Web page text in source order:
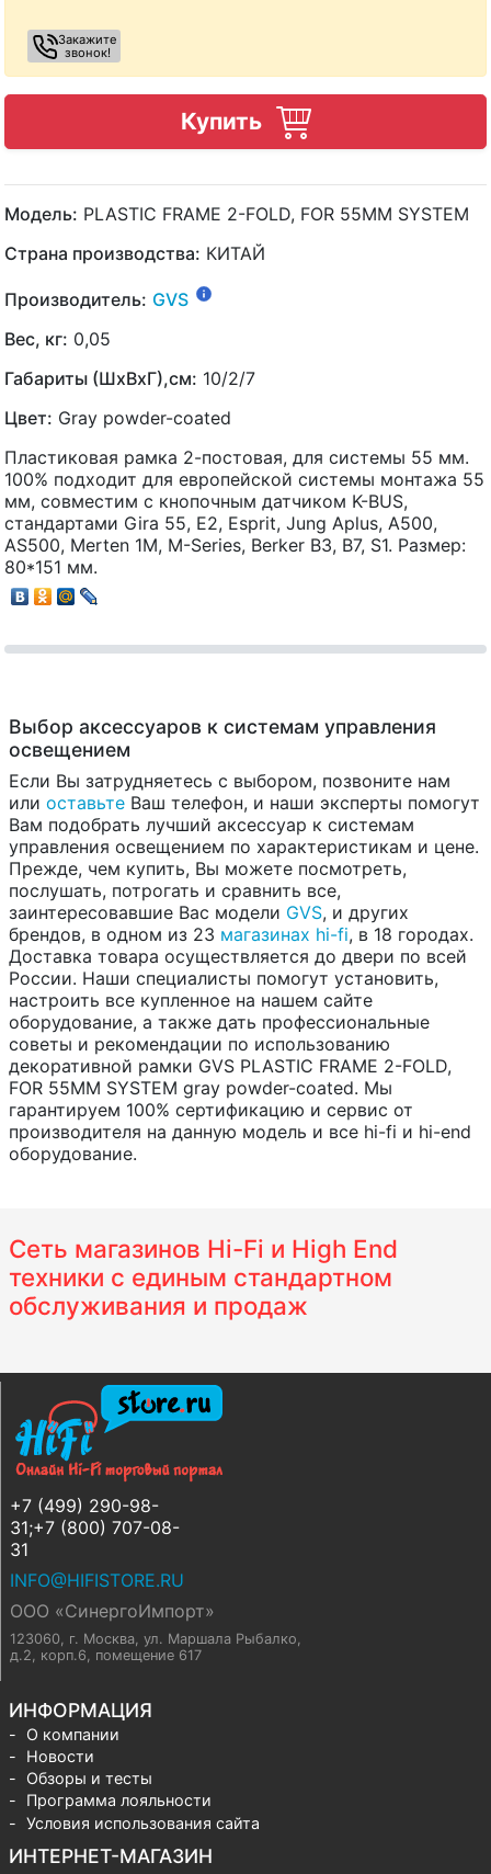
Закажите
звонок!
Купить
Модель: PLASTIC FRAME 2-FOLD, FOR 55MM SYSTEM
Страна производства: КИТАЙ
Производитель: GVS
Вес, кг: 0,05
Габариты (ШхВхГ),см: 10/2/7
Цвет: Gray powder-coated
Пластиковая рамка 2-постовая, для системы 55 мм.
100% подходит для европейской системы монтажа 55
мм, совместим с кнопочным датчиком K-BUS,
стандартами Gira 55, E2, Esprit, Jung Aplus, A500,
AS500, Merten 1M, M-Series, Berker B3, B7, S1. Размер:
80*151 мм.
Выбор аксессуаров к системам управления
освещением
Если Вы затрудняетесь с выбором, позвоните нам
или оставьте Ваш телефон, и наши эксперты помогут
Вам подобрать лучший аксессуар к системам
управления освещением по характеристикам и цене.
Прежде, чем купить, Вы можете посмотреть,
послушать, потрогать и сравнить все,
заинтересовавшие Вас модели GVS, и других
брендов, в одном из 23 магазинах hi-fi, в 18 городах.
Доставка товара осуществляется до двери по всей
России. Наши специалисты помогут установить,
настроить все купленное на нашем сайте
оборудование, а также дать профессиональные
советы и рекомендации по использованию
декоративной рамки GVS PLASTIC FRAME 2-FOLD,
FOR 55MM SYSTEM gray powder-coated. Мы
гарантируем 100% сертификацию и сервис от
производителя на данную модель и все hi-fi и hi-end
оборудование.
Сеть магазинов Hi-Fi и High End
техники с единым стандартном
обслуживания и продаж
+7 (499) 290-98-
31;+7 (800) 707-08-
31
INFO@HIFISTORE.RU
ООО «СинергоИмпорт»
123060, г. Москва ул. Маршала Рыбалко,
д.2, корп.6, помещение 617
ИНФОРМАЦИЯ
О компании
Новости
Обзоры и тесты
Программа лояльности
Условия использования сайта
ИНТЕРНЕТ-МАГАЗИН